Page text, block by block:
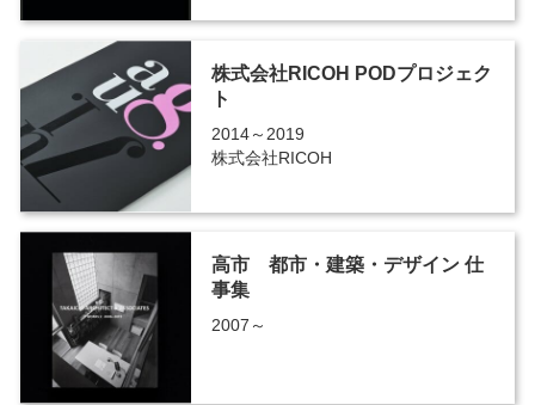
株式会社RICOH PODプロジェク
ト
2014～2019
株式会社RICOH
高市 都市・建築・デザイン 仕
事集
2007～